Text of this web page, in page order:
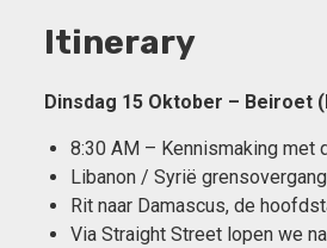
Itinerary
Dinsdag 15 Oktober – Beiroet
8:30 AM – Kennismaking met
Libanon / Syrië
Rit naar Damascus, de
Via Straight Street lopen we